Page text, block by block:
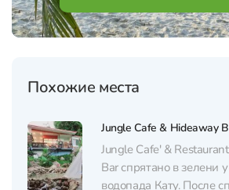
Похожие места
Jungle Cafe & Hideaway
Jungle Cafe' &
Bar спрятано в зелени
водопада Кату. После